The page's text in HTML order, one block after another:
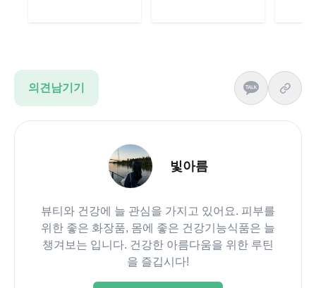
의견남기기
빛아름
뷰티와 건강에 늘 관심을 가지고 있어요. 피부를
위한 좋은 화장품, 몸에 좋은 건강기능식품은 늘
챙겨보는 입니다. 건강한 아름다움을 위한 루틴
을 즐깁시다!